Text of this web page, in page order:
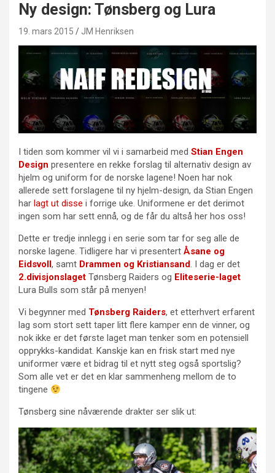
Ny design: Tønsberg og Lura
19. mars 2015 JM Henriksen
I tiden som kommer vil vi i samarbeid med Stian Engen
Design presentere en rekke forslag til alternativ design av
hjelm og uniform for de norske lagene! Noen har nok
allerede sett forslagene til ny hjelm-design, da Stian Engen
har lagt ut disse i forrige uke. Uniformene er det derimot
ingen som har sett ennå, og de får du altså her hos oss!
Dette er tredje innlegg i en serie som tar for seg alle de
norske lagene. Tidligere har vi presentert Åsane og
Eidsvoll, samt Drammen og Kristiansand. I dag er det
2.divisjonslaget Tønsberg Raiders og Eliteserie-laget
Lura Bulls som står på menyen!
Vi begynner med Tønsberg Raiders, et etterhvert erfarent
lag som stort sett taper litt flere kamper enn de vinner, og
nok ikke er det første laget man tenker som en potensiell
opprykks-kandidat. Kanskje kan en frisk start med nye
uniformer være et bidrag til et nytt steg også sportslig?
Som alle vet er det en klar sammenheng mellom de to
tingene
Tønsberg sine nåværende drakter ser slik ut: